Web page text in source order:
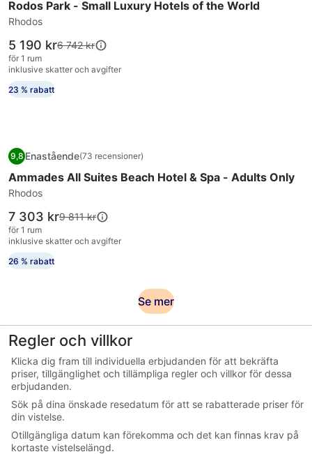
Rodos
Park
-
Small
Luxury
Hotels
Rodos Park - Small Luxury Hotels of the World
Rhodos
23 % rabatt
Priset
är
5 190 kr
5 190 krPriset
6 742 kr,
6 742 kr
för 1 rum
inklusive skatter och avgifter
Fotogalleri
för
Ammades
All
Suites
Beach
Hotel
&
Only
9,89,8 av 10, Enastående, (73 recensioner)
Enastående(73 recensioner)
Ammades All Suites Beach Hotel & Spa - Adults Only
Rhodos
26 % rabatt
Priset
är
7 303 kr
7 303 krPriset
9 811 kr,
9 811 kr
för 1 rum
inklusive skatter och avgifter
Ammades All Suites Beach Hotel & Spa - Adults Only
Se mer
Se
mer
Regler och villkor
Klicka dig fram till individuella erbjudanden för att bekräfta
priser, tillgänglighet och tillämpliga regler och villkor för dessa
erbjudanden.
Sök på dina önskade resedatum för att se rabatterade priser för
din vistelse.
Otillgängliga datum kan förekomma och det kan finnas krav på
kortaste vistelselängd.